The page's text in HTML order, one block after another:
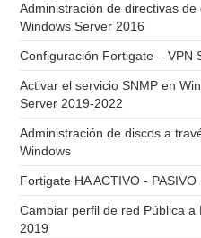
Administración de directivas
Windows Server 2016
Configuración Fortigate – VPN
Activar el servicio SNMP en
Server 2019-2022
Administración de discos a
Windows
Fortigate HA ACTIVO - PASIVO
Cambiar perfil de red Pública
2019